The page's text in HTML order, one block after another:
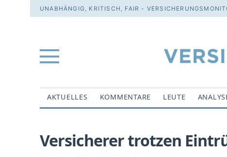
UNABHÄNGIG, KRITISCH, FAIR -
AKTUELLES KOMMENTARE LEUTE
Versicherer trotzen